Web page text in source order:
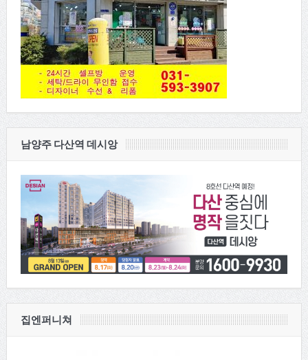
남양주 다산역 데시앙
집엔퍼니쳐